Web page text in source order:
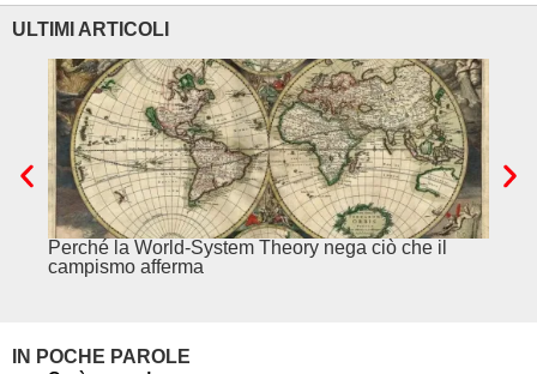
ULTIMI ARTICOLI
Perché la World-System Theory nega ciò che il
campismo afferma
IN POCHE PAROLE